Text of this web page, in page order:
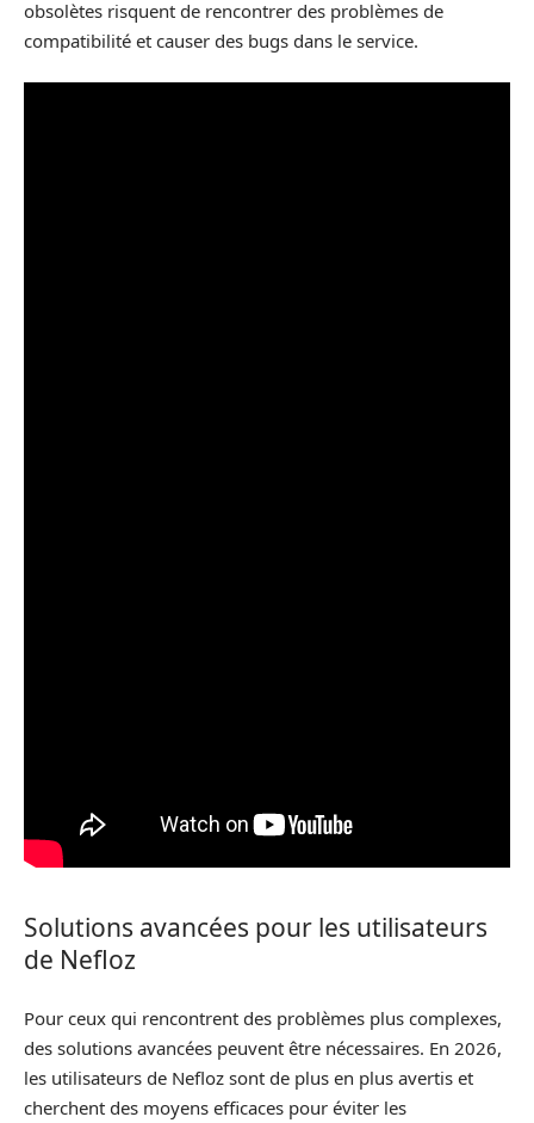
obsolètes risquent de rencontrer des problèmes de
compatibilité et causer des bugs dans le service.
Solutions avancées pour les utilisateurs
de Nefloz
Pour ceux qui rencontrent des problèmes plus complexes,
des solutions avancées peuvent être nécessaires. En 2026,
les utilisateurs de Nefloz sont de plus en plus avertis et
cherchent des moyens efficaces pour éviter les